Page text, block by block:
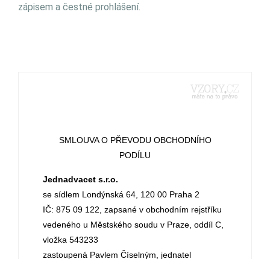
zápisem a čestné prohlášení.
SMLOUVA O PŘEVODU OBCHODNÍHO
PODÍLU
Jednadvacet s.r.o.
se sídlem Londýnská 64, 120 00 Praha 2
IČ: 875 09 122, zapsané v obchodním rejstříku
vedeného u Městského soudu v Praze, oddíl C,
vložka 543233
zastoupená Pavlem Číselným, jednatel